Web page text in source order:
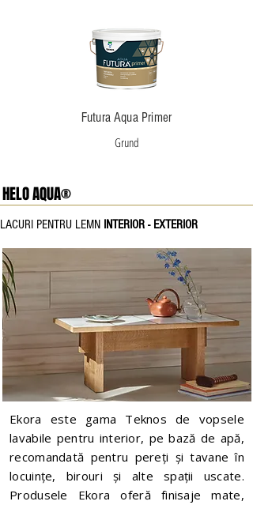
Futura Aqua Primer
Grund
HELO AQUA®
LACURI PENTRU LEMN INTERIOR - EXTERIOR
Ekora este gama Teknos de vopsele
lavabile pentru interior, pe bază de apă,
recomandată pentru pereți și tavane în
locuințe, birouri și alte spații uscate.
Produsele Ekora oferă finisaje mate,